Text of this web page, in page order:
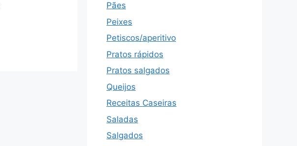
Pães
Peixes
Petiscos/aperitivo
Pratos rápidos
Pratos salgados
Queijos
Receitas Caseiras
Saladas
Salgados